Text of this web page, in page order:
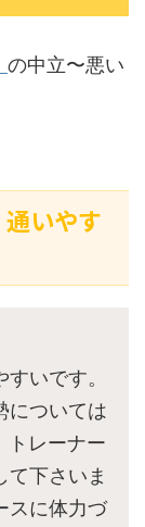
の中立〜悪い
いやす
いです。
については
トレーナー
て下さいま
スに体力づ